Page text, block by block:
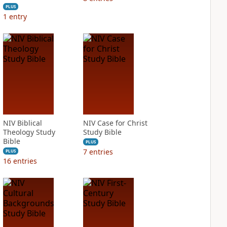
PLUS
1 entry
NIV Biblical
Theology Study
Bible
PLUS
16 entries
NIV Case for Christ
Study Bible
PLUS
7 entries